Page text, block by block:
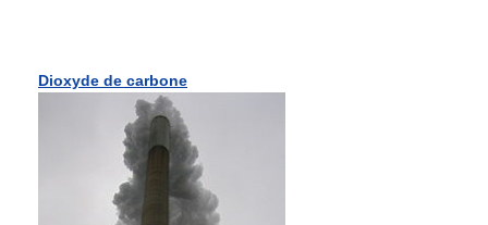
Dioxyde de carbone